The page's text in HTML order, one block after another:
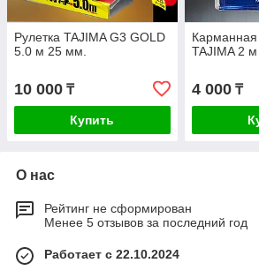
Рулетка TAJIMA G3 GOLD
5.0 м 25 мм.
10 000 ₸
Купить
Карманная
TAJIMA 2
4 000₸
О нас
Рейтинг не сформирован
Менее 5 отзывов за последний год
Работает с 22.10.2024